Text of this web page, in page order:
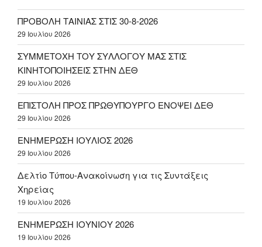
ΠΡΟΒΟΛΗ ΤΑΙΝΙΑΣ ΣΤΙΣ 30-8-2026
29 Ιουλίου 2026
ΣΥΜΜΕΤΟΧΗ ΤΟΥ ΣΥΛΛΟΓΟΥ ΜΑΣ ΣΤΙΣ
ΚΙΝΗΤΟΠΟΙΗΣΕΙΣ ΣΤΗΝ ΔΕΘ
29 Ιουλίου 2026
ΕΠΙΣΤΟΛΗ ΠΡΟΣ ΠΡΩΘΥΠΟΥΡΓΟ ΕΝΟΨΕΙ ΔΕΘ
29 Ιουλίου 2026
ΕΝΗΜΕΡΩΣΗ ΙΟΥΛΙΟΣ 2026
29 Ιουλίου 2026
Δελτίο Τύπου-Ανακοίνωση για τις Συντάξεις
Χηρείας
19 Ιουλίου 2026
ΕΝΗΜΕΡΩΣΗ ΙΟΥΝΙΟΥ 2026
19 Ιουλίου 2026